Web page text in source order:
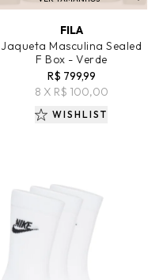
ADICIONAR AO CARRINHO
FILA
Jaqueta Masculina Sealed
F Box - Verde
R$ 799,99
8 X R$ 100,00
WISHLIST